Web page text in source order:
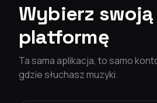
Wybierz swoją
platformę
Ta sama aplikacja, to samo
gdzie słuchasz muzyki.